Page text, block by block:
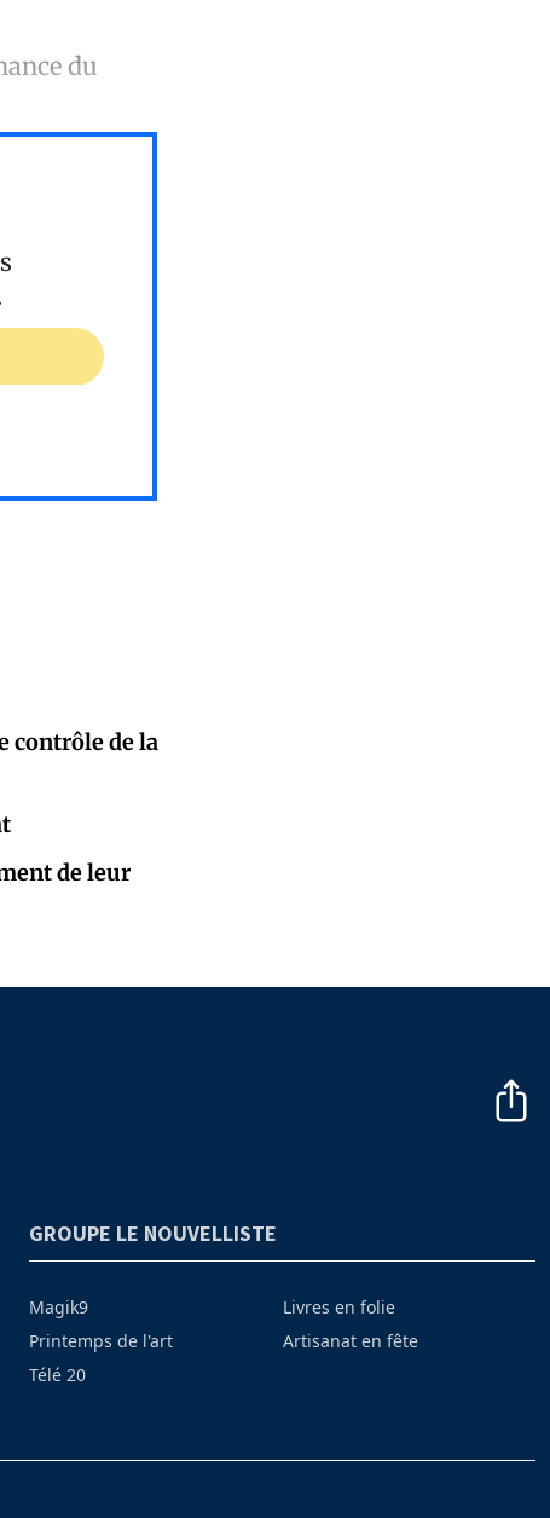
du
contrôle de la
de leur
GROUPE LE NOUVELLISTE
Magik9
Printemps de l'art
Télé 20
Livres en folie
Artisanat en fête